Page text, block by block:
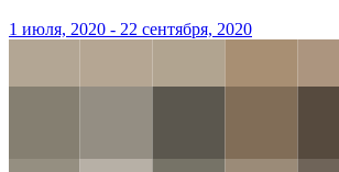
1 июля, 2020 - 22 сентября, 2020